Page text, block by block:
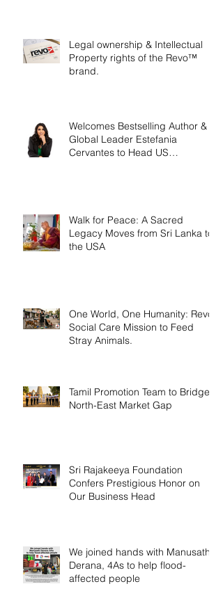
Legal ownership & Intellectual
Property rights of the Revo™
brand.
Welcomes Bestselling Author &
Global Leader Estefania
Cervantes to Head US
Walk for Peace: A Sacred
Legacy Moves from Sri Lanka to
the USA
One World, One Humanity: Revo
Social Care Mission to Feed
Stray Animals.
Tamil Promotion Team to Bridge
North-East Market Gap
Sri Rajakeeya Foundation
Confers Prestigious Honor on
Our Business Head
We joined hands with Manusath
Derana, 4As to help flood-
affected people